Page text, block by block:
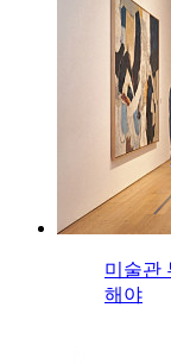
미술관
해야